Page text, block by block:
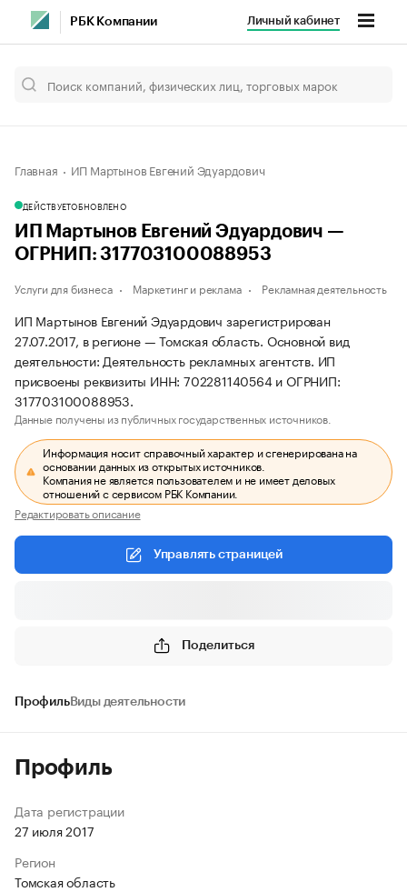
РБК Компании Личный кабинет
Главная ИП Мартынов Евгений Эдуардович
ДЕЙСТВУЕТОБНОВЛЕНО
ИП Мартынов Евгений Эдуардович —
ОГРНИП: 317703100088953
Услуги для бизнеса Маркетинг и реклама Рекламная деятельность
ИП Мартынов Евгений Эдуардович зарегистрирован
27.07.2017, в регионе — Томская область. Основной вид
деятельности: Деятельность рекламных агентств. ИП
присвоены реквизиты ИНН: 702281140564 и ОГРНИП:
317703100088953.
Данные получены из публичных государственных источников.
Информация носит справочный характер и сгенерирована на
основании данных из открытых источников.
Компания не является пользователем и не имеет деловых
отношений с сервисом РБК Компании.
Редактировать описание
Управлять страницей
Поделиться
ПрофильВиды деятельности
Профиль
Дата регистрации
27 июля 2017
Регион
Томская область